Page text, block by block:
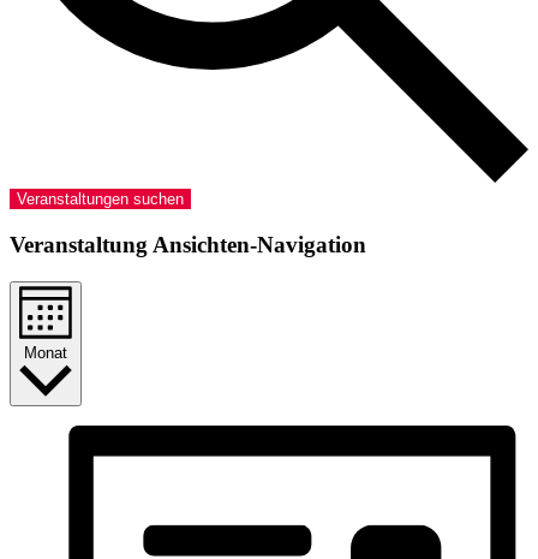
Veranstaltungen suchen
Veranstaltung Ansichten-Navigation
Monat